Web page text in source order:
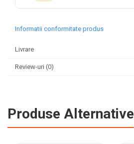
Informatii conformitate produs
Livrare
Review-uri (0)
Produse Alternative